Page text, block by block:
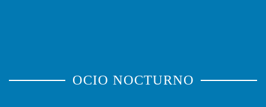
OCIO NOCTURNO